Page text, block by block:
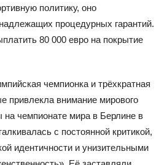
политику, оно
процедурных гарантий.
80 000 евро на покрытие
чемпионка и трёхкратная
привлекла внимание мирового
чемпионате мира в Берлине в
с постоянной критикой,
идентичности и унизительными